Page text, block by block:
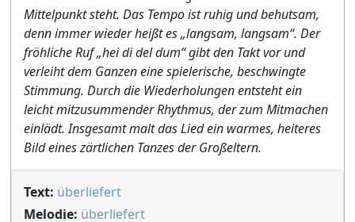
Mittelpunkt steht. Das Tempo ist ruhig und behutsam,
denn immer wieder heißt es „langsam, langsam“. Der
fröhliche Ruf „hei di del dum“ gibt den Takt vor und
verleiht dem Ganzen eine spielerische, beschwingte
Stimmung. Durch die Wiederholungen entsteht ein
leicht mitzusummender Rhythmus, der zum Mitmachen
einlädt. Insgesamt malt das Lied ein warmes, heiteres
Bild eines zärtlichen Tanzes der Großeltern.
Text: überliefert
Melodie: überliefert